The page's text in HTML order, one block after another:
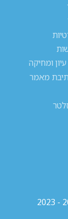
ומחיקה
מאמר